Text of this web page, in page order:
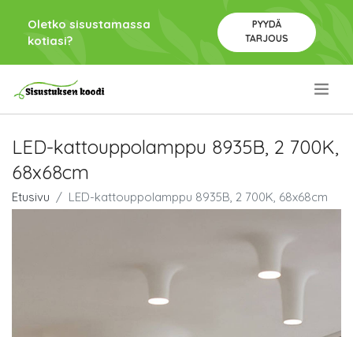
Oletko sisustamassa
kotiasi?
PYYDÄ
TARJOUS
LED-kattouppolamppu 8935B, 2 700K,
68x68cm
Etusivu LED-kattouppolamppu 8935B, 2 700K, 68x68cm